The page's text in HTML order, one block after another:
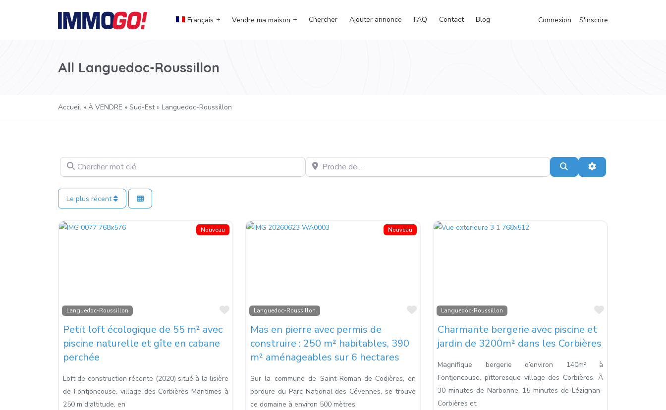
Français Vendre ma maison Chercher Ajouter annonce FAQ Contact Blog Connexion S'inscrire
All Languedoc-Roussillon
Accueil » À VENDRE » Sud-Est» Languedoc-Roussillon
Chercher mot clé Proche de… RechercheAdvanced Filters
Le plus récent
Nouveau
Languedoc-Roussillon
Favoris
Petit loft écologique de 55 m² avec
piscine naturelle et gîte en cabane
perchée
Loft de construction récente (2020) situé à la lisière
de Fontjoncouse, village des Corbières Maritimes à
250 m d’altitude, en
Nouveau
Languedoc-Roussillon
Favoris
Mas en pierre avec permis de
construire : 250 m² habitables, 390
m² aménageables sur 6 hectares
Sur la commune de Saint-Roman-de-Codières, en
bordure du Parc National des Cévennes, se trouve
ce domaine à environ 500 mètres
Languedoc-Roussillon
Favoris
Charmante bergerie avec piscine et
jardin de 3200m² dans les Corbières
Magnifique bergerie d’environ 140m² à
Fontjoncouse, pittoresque village des Corbières. À
30 minutes de Narbonne, 15 minutes de Lézignan-
Corbières et